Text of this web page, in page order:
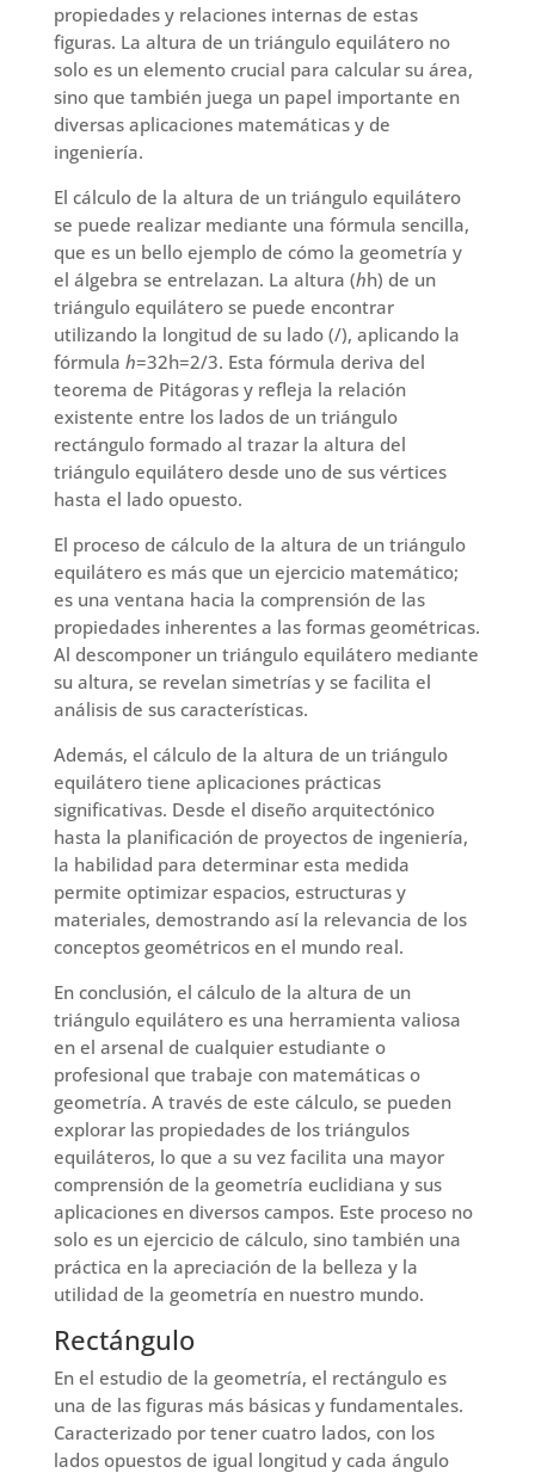
propiedades y relaciones internas de estas
figuras. La altura de un triángulo equilátero no
solo es un elemento crucial para calcular su área,
sino que también juega un papel importante en
diversas aplicaciones matemáticas y de
ingeniería.
El cálculo de la altura de un triángulo equilátero
se puede realizar mediante una fórmula sencilla,
que es un bello ejemplo de cómo la geometría y
el álgebra se entrelazan. La altura (hh) de un
triángulo equilátero se puede encontrar
utilizando la longitud de su lado (/), aplicando la
fórmula h=32h=2/3. Esta fórmula deriva del
teorema de Pitágoras y refleja la relación
existente entre los lados de un triángulo
rectángulo formado al trazar la altura del
triángulo equilátero desde uno de sus vértices
hasta el lado opuesto.
El proceso de cálculo de la altura de un triángulo
equilátero es más que un ejercicio matemático;
es una ventana hacia la comprensión de las
propiedades inherentes a las formas geométricas.
Al descomponer un triángulo equilátero mediante
su altura, se revelan simetrías y se facilita el
análisis de sus características.
Además, el cálculo de la altura de un triángulo
equilátero tiene aplicaciones prácticas
significativas. Desde el diseño arquitectónico
hasta la planificación de proyectos de ingeniería,
la habilidad para determinar esta medida
permite optimizar espacios, estructuras y
materiales, demostrando así la relevancia de los
conceptos geométricos en el mundo real.
En conclusión, el cálculo de la altura de un
triángulo equilátero es una herramienta valiosa
en el arsenal de cualquier estudiante o
profesional que trabaje con matemáticas o
geometría. A través de este cálculo, se pueden
explorar las propiedades de los triángulos
equiláteros, lo que a su vez facilita una mayor
comprensión de la geometría euclidiana y sus
aplicaciones en diversos campos. Este proceso no
solo es un ejercicio de cálculo, sino también una
práctica en la apreciación de la belleza y la
utilidad de la geometría en nuestro mundo.
Rectángulo
En el estudio de la geometría, el rectángulo es
una de las figuras más básicas y fundamentales.
Caracterizado por tener cuatro lados, con los
lados opuestos de igual longitud y cada ángulo